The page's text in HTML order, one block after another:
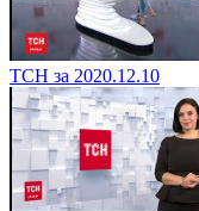
ТСН за 2020.12.10